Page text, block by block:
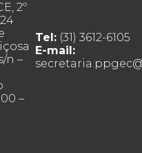
2º
n –
–
Tel: (31) 3612-6105
E-mail: